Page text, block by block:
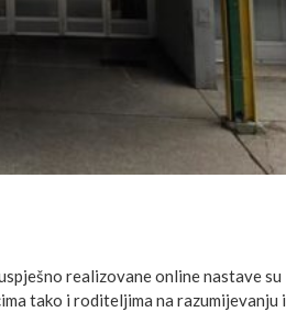
realizovane online nastave su
tako i roditeljima na razumijevanju i